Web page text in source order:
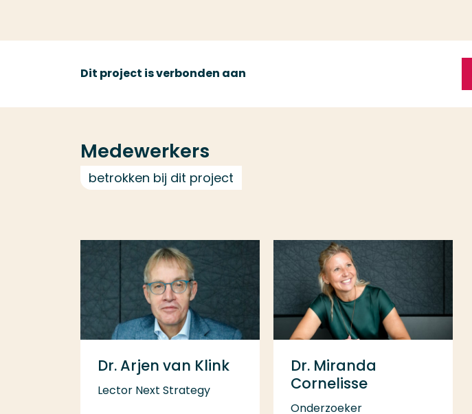
Dit project is verbonden aan
Medewerkers
betrokken bij dit project
Dr. Arjen van Klink
Lector Next Strategy
Dr. Miranda
Cornelisse
Onderzoeker